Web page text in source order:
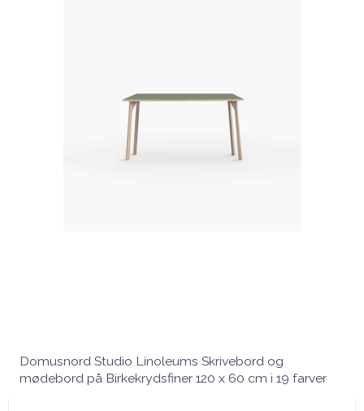
Domusnord Studio Linoleums Skrivebord og
mødebord på Birkekrydsfiner 120 x 60 cm i 19 farver